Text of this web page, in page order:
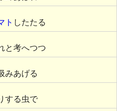
ト したたる
と考へつつ
みあげる
する虫で